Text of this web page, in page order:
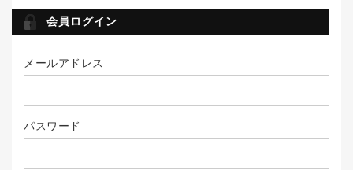
会員ログイン
メールアドレス
パスワード